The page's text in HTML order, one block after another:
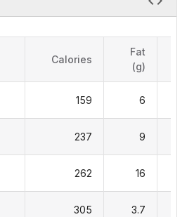
Calories
Fat
(g)
159 6
237 9
262 16
305 3.7